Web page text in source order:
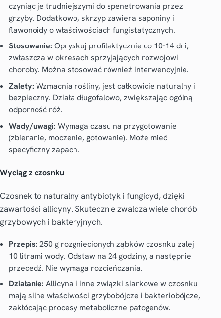
czyniąc je trudniejszymi do spenetrowania przez
grzyby. Dodatkowo, skrzyp zawiera saponiny i
flawonoidy o właściwościach fungistatycznych.
Stosowanie: Opryskuj profilaktycznie co 10-14 dni,
zwłaszcza w okresach sprzyjających rozwojowi
choroby. Można stosować również interwencyjnie.
Zalety: Wzmacnia rośliny, jest całkowicie naturalny i
bezpieczny. Działa długofalowo, zwiększając ogólną
odporność róż.
Wady/uwagi: Wymaga czasu na przygotowanie
(zbieranie, moczenie, gotowanie). Może mieć
specyficzny zapach.
Wyciąg z czosnku
Czosnek to naturalny antybiotyk i fungicyd, dzięki
zawartości allicyny. Skutecznie zwalcza wiele chorób
grzybowych i bakteryjnych.
Przepis: 250 g rozgniecionych ząbków czosnku zalej
10 litrami wody. Odstaw na 24 godziny, a następnie
przecedź. Nie wymaga rozcieńczania.
Działanie: Allicyna i inne związki siarkowe w czosnku
mają silne właściwości grzybobójcze i bakteriobójcze,
zakłócając procesy metaboliczne patogenów.